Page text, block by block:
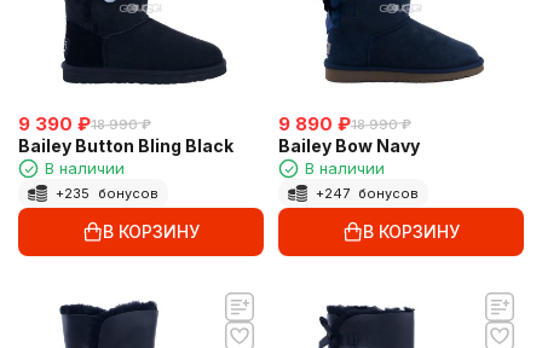
9 390 ₽18 990 ₽
Bailey Button Bling Black
В наличии
+235 бонусов
В КОРЗИНУ
9 890 ₽18 990 ₽
Bailey Bow Navy
В наличии
+247 бонусов
В КОРЗИНУ